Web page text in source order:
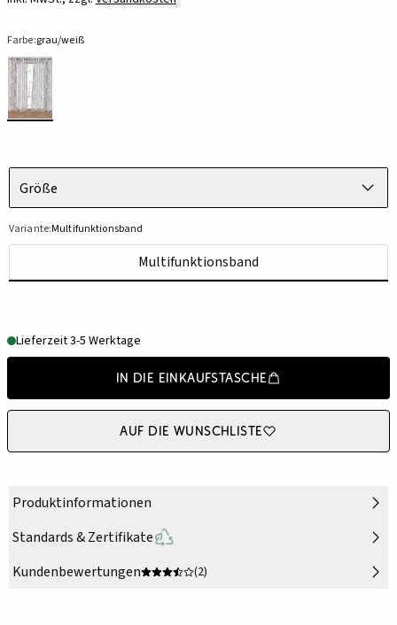
Farbe:grau/weiß
Größe
Variante:Multifunktionsband
Multifunktionsband
Lieferzeit 3-5 Werktage
In die Einkaufstasche
Auf die Wunschliste
Produktinformationen
Standards & Zertifikate
Kundenbewertungen
(2)